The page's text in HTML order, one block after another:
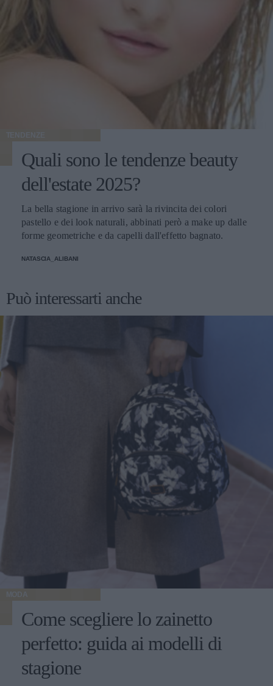
TENDENZE
Quali sono le tendenze beauty
dell'estate 2025?
La bella stagione in arrivo sarà la rivincita dei colori
pastello e dei look naturali, abbinati però a make up dalle
forme geometriche e da capelli dall'effetto bagnato.
NATASCIA_ALIBANI
Può interessarti anche
MODA
Come scegliere lo zainetto
perfetto: guida ai modelli di
stagione